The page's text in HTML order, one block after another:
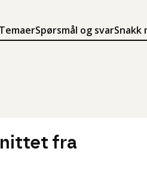
Spørsmål og svarSnakk
fra